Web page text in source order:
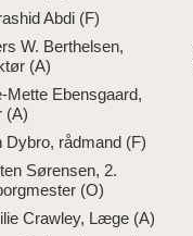
Abdi (F)
W. Berthelsen,
(A)
Mette Ebensgaard,
(A)
Dybro, rådmand (F)
Sørensen, 2.
(O)
Crawley, Læge (A)